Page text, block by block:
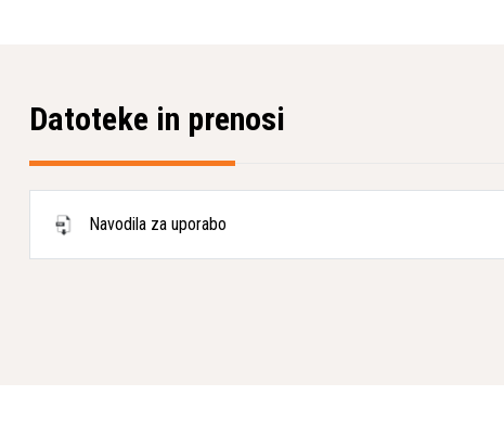
Datoteke in prenosi
Navodila za uporabo